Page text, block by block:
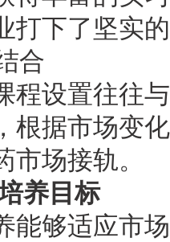
打下了坚实
合
程设置往往
根据市场变
场接轨。
养目标
能够适应市